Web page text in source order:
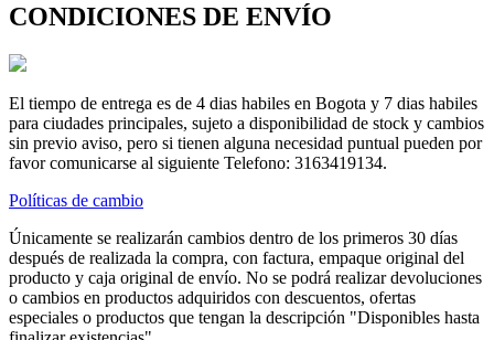
CONDICIONES DE ENVÍO
El tiempo de entrega es de 4 dias habiles en Bogota y 7 dias habiles
para ciudades principales, sujeto a disponibilidad de stock y cambios
sin previo aviso, pero si tienen alguna necesidad puntual pueden por
favor comunicarse al siguiente Telefono: 3163419134.
Políticas de cambio
Únicamente se realizarán cambios dentro de los primeros 30 días
después de realizada la compra, con factura, empaque original del
producto y caja original de envío. No se podrá realizar devoluciones
o cambios en productos adquiridos con descuentos, ofertas
especiales o productos que tengan la descripción "Disponibles hasta